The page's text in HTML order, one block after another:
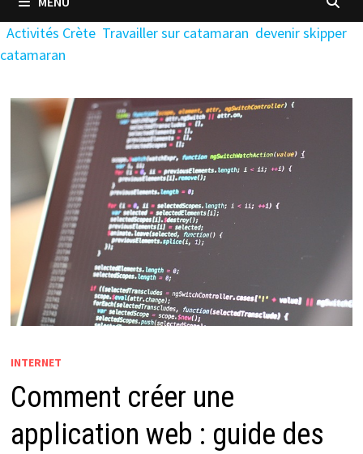
Activités Crète Travailler sur catamaran devenir skipper
catamaran
INTERNET
Comment créer une
application web : guide des